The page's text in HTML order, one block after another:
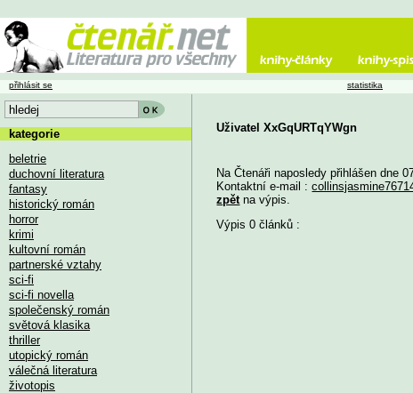
Uživatel XxGqURTqYWgn
Na Čtenáři naposledy přihlášen dne
Kontaktní e-mail :
zpět na výpis.
Výpis 0 článků :
přihlásit se statistika
kategorie
beletrie
duchovní literatura
fantasy
historický román
horror
krimi
kultovní román
partnerské vztahy
sci-fi
sci-fi novella
společenský román
světová klasika
thriller
utopický román
válečná literatura
životopis